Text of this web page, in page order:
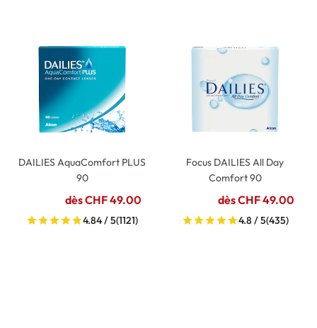
DAILIES AquaComfort PLUS
90
dès CHF 49.00
4.84 / 5(1121)
Focus DAILIES All Day
Comfort 90
dès CHF 49.00
4.8 / 5(435)